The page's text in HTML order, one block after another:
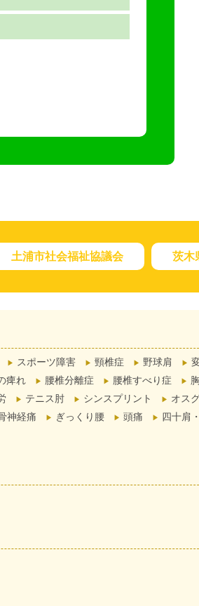
土浦市社会福祉協議会 茨木
スポーツ障害 頸椎症 野球肩
痺れ 腰椎分離症 腰椎すべり症
テニス肘 シンスプリント
オス
神経痛 ぎっくり腰 頭痛 四十肩